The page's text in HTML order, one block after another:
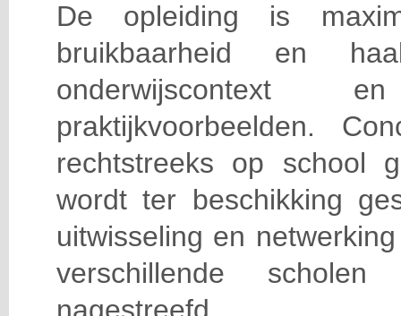
De opleiding is
bruikbaarheid en
praktijkvoorbeelden.
rechtstreeks op school
wordt ter beschikking
uitwisseling en
verschillende scholen